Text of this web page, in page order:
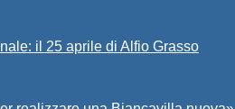
il 25 aprile di Alfio Grasso